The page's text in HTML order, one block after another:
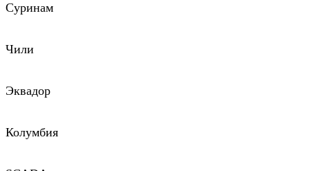
Суринам
Чили
Эквадор
Колумбия